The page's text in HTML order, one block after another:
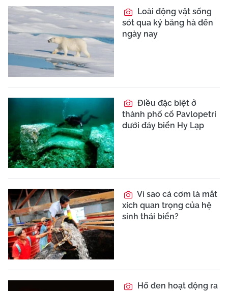
Loài động vật sống
sót qua kỷ băng hà đến
ngày nay
Điều đặc biệt ở
thành phố cổ Pavlopetri
dưới đáy biển Hy Lạp
Vì sao cá cơm là mắt
xích quan trọng của hệ
sinh thái biển?
Hố đen hoạt động ra